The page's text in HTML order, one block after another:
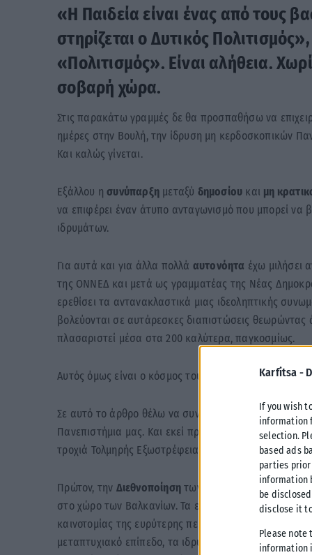
Karfitsa -
If you wish
information
selection.
based ads
parties
information
be
disclose it
Please note
information
«Η Παιδεία είναι ένας από τους
στηρίζεται ο Δυτικός
«Πολιτισμός». Είναι αλήθεια.
σοβαρή χώρα.
Στις παρακάτω γραμμές δε θα προσπαθήσω να
ημέρες στην Βουλή, την ίδρυση μη κερδοσκοπικών
Και καλώς γίνεται.
Εξάλλου ησυνύπαρξη μεταξύ δημοσίου και μη
να επιφέρει έναν άτυπο ανταγωνισμό που μπορεί να
ιδρυμάτων.
Για αυτά και για άλλα πολλά αυτονόητα έχω μιλήσει
της ΟΝΝΕΔ και μετά ως γραμματέας της Νέας
ερεθίσει τα αντανακλαστικά μιας ιδεοληπτικής
βολεύονται σε αυτάρεσκες διαπιστώσεις
πλασαριστεί μέσα στα 200 καλύτερα, παγκοσμίως.
Αυτός όμως είναι ο κόσμος του χτες.
Σε αυτό το άρθρο θέλω να συνοψίσω τα βήματα για
Πανεπιστήμια μας. Και εκεί πρέπει να δώσουμε
τροχιά Τολμηρής Εξωστρέφειας και Βιώσιμης
Πρώτον, την Διεθνοποίηση των Ιδρυμάτων ώστε να
στο χώρο των Βαλκανίων. Τα ελληνικά Πανεπιστήμια
καινοτομίας της ευρύτερης περιοχής. Με
μεταπτυχιακό επίπεδο, τα ιδρύματα μας θα έχουν